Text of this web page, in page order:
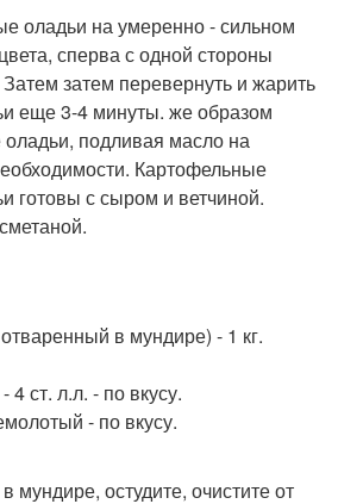
оладьи на умеренно - сильном
сперва с одной стороны
затем перевернуть и жарить
еще 3-4 минуты. же образом
подливая масло на
Картофельные
готовы с сыром и ветчиной.
в мундире) - 1 кг.
4 ст. л.л. - по вкусу.
- по вкусу.
мундире, остудите, очистите от